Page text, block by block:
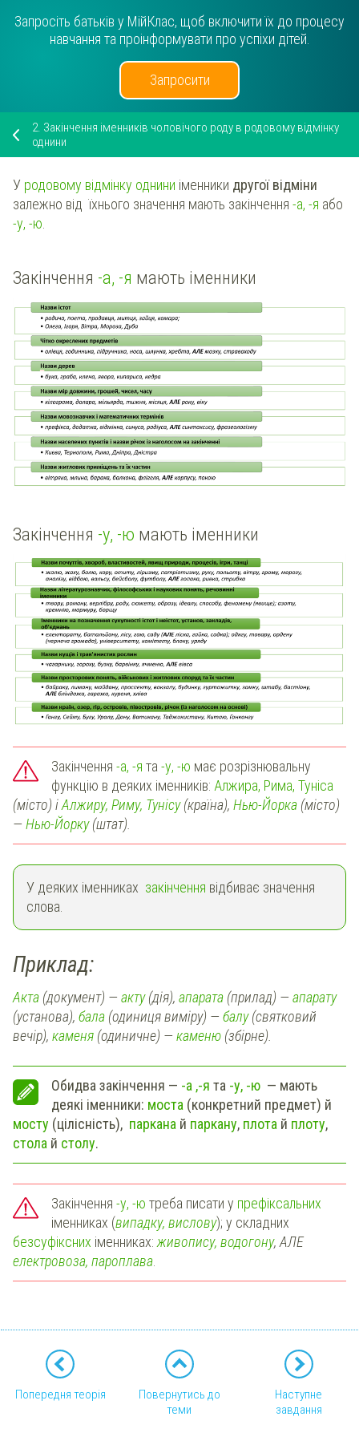
Запросіть батьків у МійКлас, щоб включити їх до процесу
навчання та проінформувати про успіхи дітей.
Запросити
2. Закінчення іменників чоловічого роду в родовому відмінку
однини
У родовому відмінку однини іменники другої відміни
залежно від їхнього значення мають закінчення -а, -я або
-у, -ю.
Закінчення -а, -я мають іменники
Закінчення -у, -ю мають іменники
Закінчення -а, -я та -у, -ю має розрізнювальну
функцію в деяких іменників: Алжира, Рима, Туніса
(місто) іАлжиру, Риму, Тунісу(країна), Нью-Йорка (місто)
— Нью-Йорку(штат).
У деяких іменниках закінчення відбиває значення
слова.
Приклад:
Акта (документ) — акту(дія), апарата (прилад) — апарату
(установа), бала (одиниця виміру) — балу(святковий
вечір), каменя (одиничне) — каменю (збірне).
Обидва закінчення — -а ,-я та -у, -ю — мають
деякі іменники: моста (конкретний предмет) й
мосту (цілісність), паркана й паркану, плота й плоту,
стола й столу.
Закінчення -у, -ю треба писати у префіксальних
іменниках (випадку, вислову); у складних
безсуфіксних іменниках:живопису, водогону, АЛЕ
електровоза, пароплава.
Попередня теорія
Повернутись до
теми
Наступне
завдання